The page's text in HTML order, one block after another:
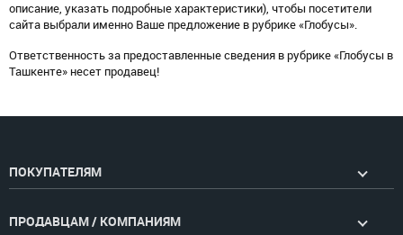
описание, указать подробные характеристики), чтобы посетители
сайта выбрали именно Ваше предложение в рубрике «Глобусы».
Ответственность за предоставленные сведения в рубрике «Глобусы в
Ташкенте» несет продавец!
ПОКУПАТЕЛЯМ
ПРОДАВЦАМ / КОМПАНИЯМ